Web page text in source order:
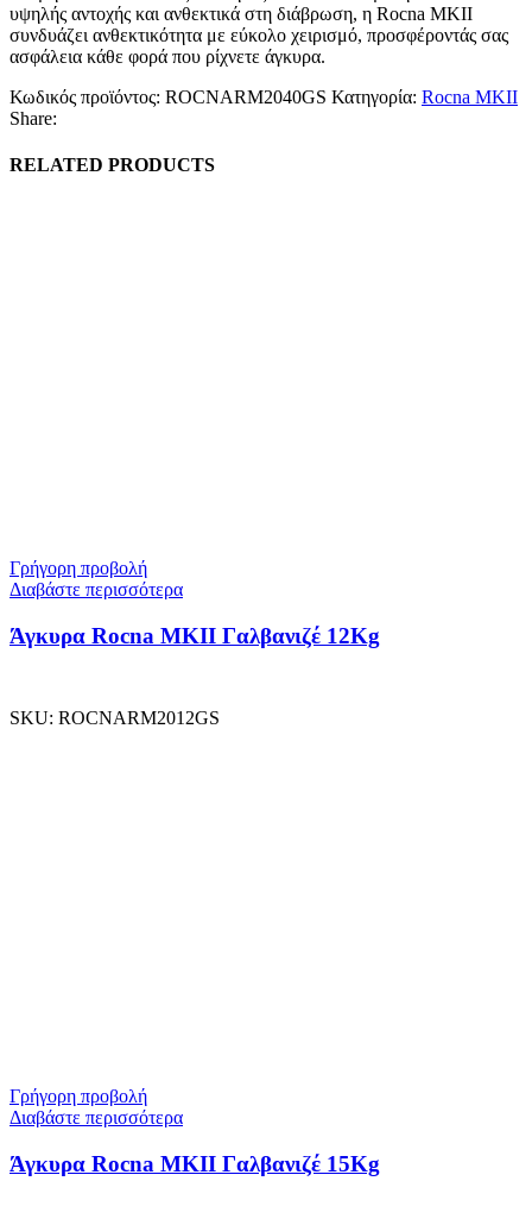
υψηλής αντοχής και ανθεκτικά στη διάβρωση, η Rocna MKII
συνδυάζει ανθεκτικότητα με εύκολο χειρισμό, προσφέροντάς σας
ασφάλεια κάθε φορά που ρίχνετε άγκυρα.
Κωδικός προϊόντος: ROCNARM2040GS Κατηγορία: Rocna MKII
Share:
RELATED PRODUCTS
Γρήγορη προβολή
Διαβάστε περισσότερα
Άγκυρα Rocna MKII Γαλβανιζέ 12Kg
SKU: ROCNARM2012GS
Γρήγορη προβολή
Διαβάστε περισσότερα
Άγκυρα Rocna MKII Γαλβανιζέ 15Kg